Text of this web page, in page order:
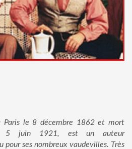
Paris le 8 décembre 1862 et mort
5 juin 1921, est un auteur
pour ses nombreux vaudevilles. Très